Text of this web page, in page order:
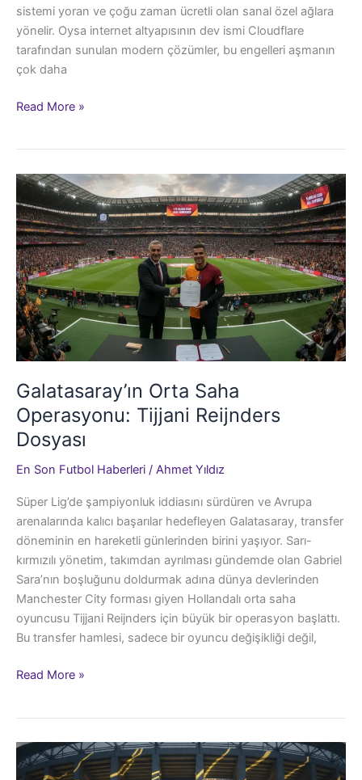
sistemi yoran ve çoğu zaman ücretli olan sanal özel ağlara
yönelir. Oysa internet altyapısının dev ismi Cloudflare
tarafından sunulan modern çözümler, bu engelleri aşmanın
çok daha
Web
Teknolojisi
Read More »
Galatasaray’ın Orta Saha
Operasyonu: Tijjani Reijnders
Dosyası
En Son Futbol Haberleri / Ahmet Yıldız
Süper Lig’de şampiyonluk iddiasını sürdüren ve Avrupa
arenalarında kalıcı başarılar hedefleyen Galatasaray, transfer
döneminin en hareketli günlerinden birini yaşıyor. Sarı-
kırmızılı yönetim, takımdan ayrılması gündemde olan Gabriel
Sara’nın boşluğunu doldurmak adına dünya devlerinden
Manchester City forması giyen Hollandalı orta saha
oyuncusu Tijjani Reijnders için büyük bir operasyon başlattı.
Bu transfer hamlesi, sadece bir oyuncu değişikliği değil,
Galatasaray’ın
Tijjani
Reijnders
Read More »